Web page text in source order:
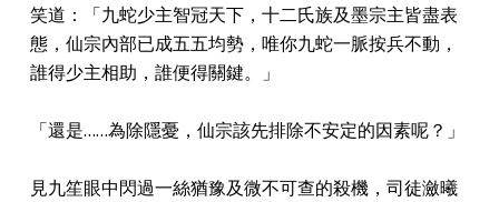
笑道：「九蛇少主智冠天下，十二氏族及墨宗主皆盡表
態，仙宗內部已成五五均勢，唯你九蛇一脈按兵不動，
誰得少主相助，誰便得關鍵。」
「還是……為除隱憂，仙宗該先排除不安定的因素呢？」
見九笙眼中閃過一絲猶豫及微不可查的殺機，司徒瀲曦